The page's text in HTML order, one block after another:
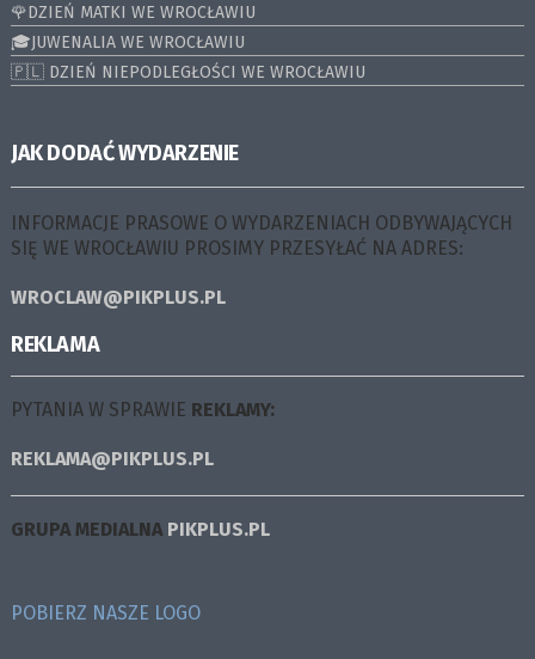
🌹DZIEŃ MATKI WE WROCŁAWIU
🎓JUWENALIA WE WROCŁAWIU
🇵🇱 DZIEŃ NIEPODLEGŁOŚCI WE WROCŁAWIU
JAK DODAĆ WYDARZENIE
INFORMACJE PRASOWE O WYDARZENIACH ODBYWAJĄCYCH
SIĘ WE WROCŁAWIU PROSIMY PRZESYŁAĆ NA ADRES:
WROCLAW@PIKPLUS.PL
REKLAMA
PYTANIA W SPRAWIE REKLAMY:
REKLAMA@PIKPLUS.PL
GRUPA MEDIALNA PIKPLUS.PL
POBIERZ NASZE LOGO